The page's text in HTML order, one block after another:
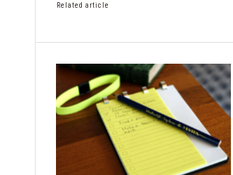
Related article